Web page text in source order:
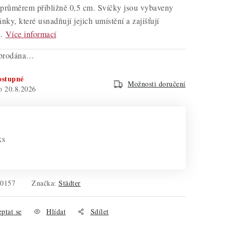
přibližně 0,5 cm. Svíčky jsou vybaveny
které usnadňují jejich umístění a zajišťují
Více informací
20.8.2026
Možnosti doručení
Značka: Städter
se Hlídat Sdílet